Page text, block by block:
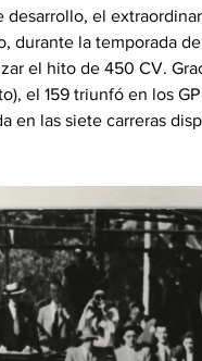
desarrollo, el
durante la temporada
el hito de 450 CV.
el 159 triunfó en los
en las siete carreras